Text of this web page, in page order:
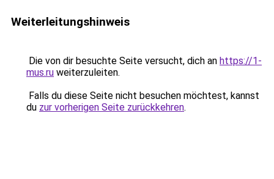
Weiterleitungshinweis
Die von dir besuchte Seite versucht, dich an https://1-
mus.ru weiterzuleiten.
Falls du diese Seite nicht besuchen möchtest, kannst
du zur vorherigen Seite zurückkehren.